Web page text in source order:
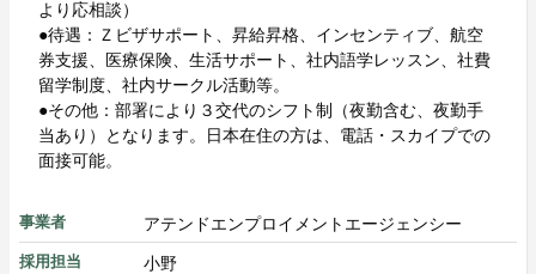
より応相談）
●待遇：Ｚビザサポート、昇給昇格、インセンティブ、航空
券支援、医療保険、生活サポート、社内語学レッスン、社費
留学制度、社内サークル活動等。
●その他：部署により３交代のシフト制（夜勤含む、夜勤手
当あり）となります。日本在住の方は、電話・スカイプでの
面接可能。
事業者 アテンドエンプロイメントエージェンシー
採用担当 小野